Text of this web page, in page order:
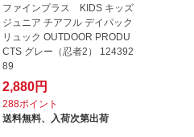
ファインプラス KIDS キッズ
ジュニア チアフル デイパック
リュック OUTDOOR PRODU
CTS グレー（忍者2） 124392
89
2,880円
288ポイント
送料無料、
入荷次第出荷